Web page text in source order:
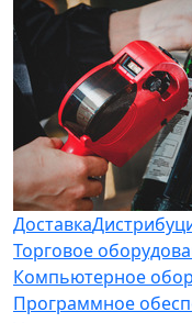
Доставка
Торговое
Компьютерное
Программное